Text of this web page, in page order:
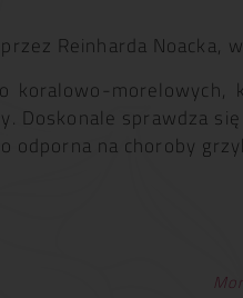
Reinharda Noacka,
morelowych,
sprawdza
odporna na choroby